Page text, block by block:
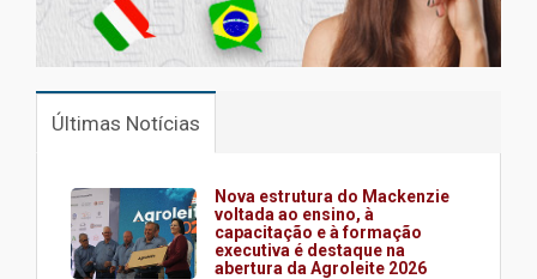
Últimas Notícias
Nova estrutura do Mackenzie
voltada ao ensino, à
capacitação e à formação
executiva é destaque na
abertura da Agroleite 2026